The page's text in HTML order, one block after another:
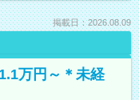
掲載日：2026.08.09
万円～＊未経